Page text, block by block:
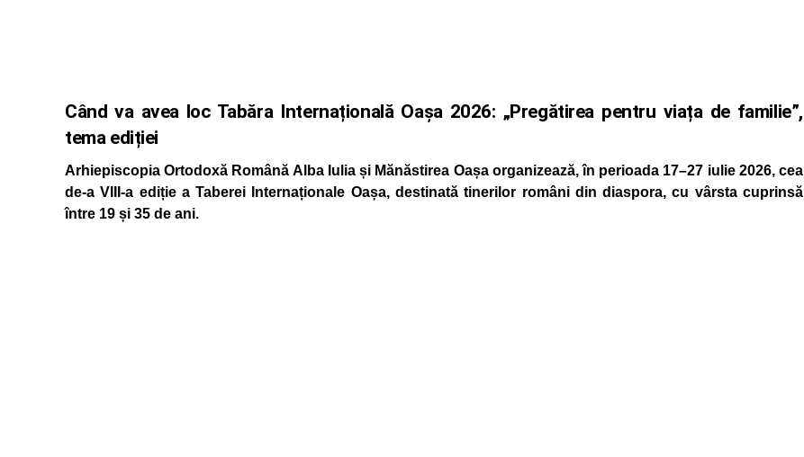
Când va avea loc Tabăra Internațională Oașa 2026: „Pregătirea pentru viața de familie”,
tema ediției
Arhiepiscopia Ortodoxă Română Alba Iulia și Mănăstirea Oașa organizează, în perioada 17–27 iulie 2026, cea
de-a VIII-a ediție a Taberei Internaționale Oașa, destinată tinerilor români din diaspora, cu vârsta cuprinsă
între 19 și 35 de ani.